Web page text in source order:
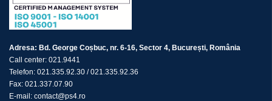
Adresa: Bd. George Coșbuc, nr. 6-16, Sector 4, București, România
Call center: 021.9441
Telefon: 021.335.92.30 /021.335.92.36
Fax: 021.337.07.90
E-mail: contact@ps4.ro